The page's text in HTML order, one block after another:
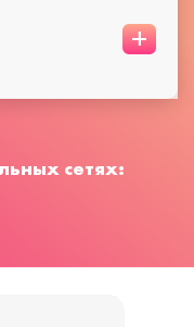
+
сетях: